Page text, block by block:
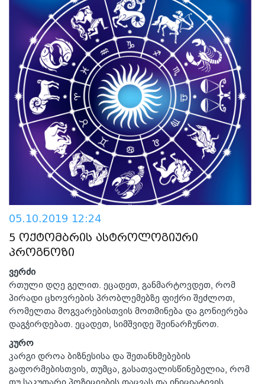
05.10.2019 12:24
5 ოქტომბრის ასტროლოგიური
პროგნოზი
ვერძი
რთული დღე გელით. ეცადეთ, განმარტოვდეთ, რომ
პირადი ცხოვრების პრობლემებზე ფიქრი შეძლოთ,
რომელთა მოგვარებისთვის მოთმინება და გონიერება
დაგჭირდებათ. ეცადეთ, სიმშვიდე შეინარჩუნოთ.
კურო
კარგი დროა ბიზნესისა და შეთანხმებების
გაფორმებისთვის, თუმცა, გასათვალისწინებელია, რომ
თუ საკუთარი პოზიციების დაცვას და ინიციატივის